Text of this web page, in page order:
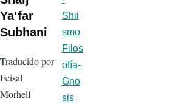
Ya‘far
Subhani
Traducido por
Feisal
Morhell
Shii
smo
Filos
ofía-
Gno
sis